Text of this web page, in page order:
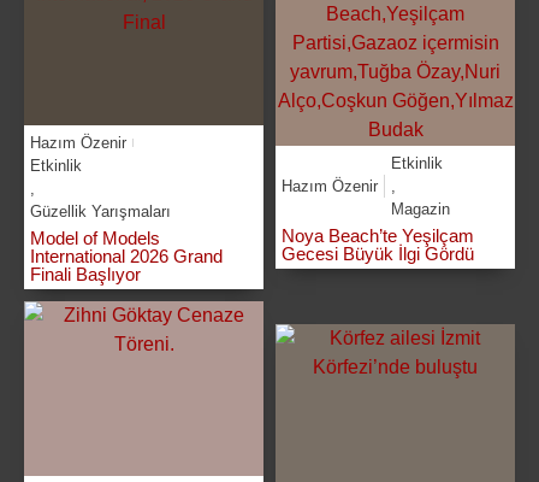
Hazım Özenir
Etkinlik
Güzellik Yarışmaları
Model of Models
International 2026 Grand
Finali Başlıyor
Hazım Özenir
Etkinlik
Magazin
Noya Beach’te Yeşilçam
Gecesi Büyük İlgi Gördü